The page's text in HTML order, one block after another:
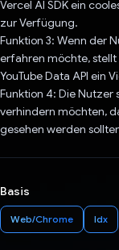
Vercel AI SDK ein
zur Verfügung.
Funktion 3: Wenn der
erfahren möchte,
YouTube Data API ein
Funktion 4: Die Nutzer
verhindern möchten,
gesehen werden
Basis
Web/Chrome Idx